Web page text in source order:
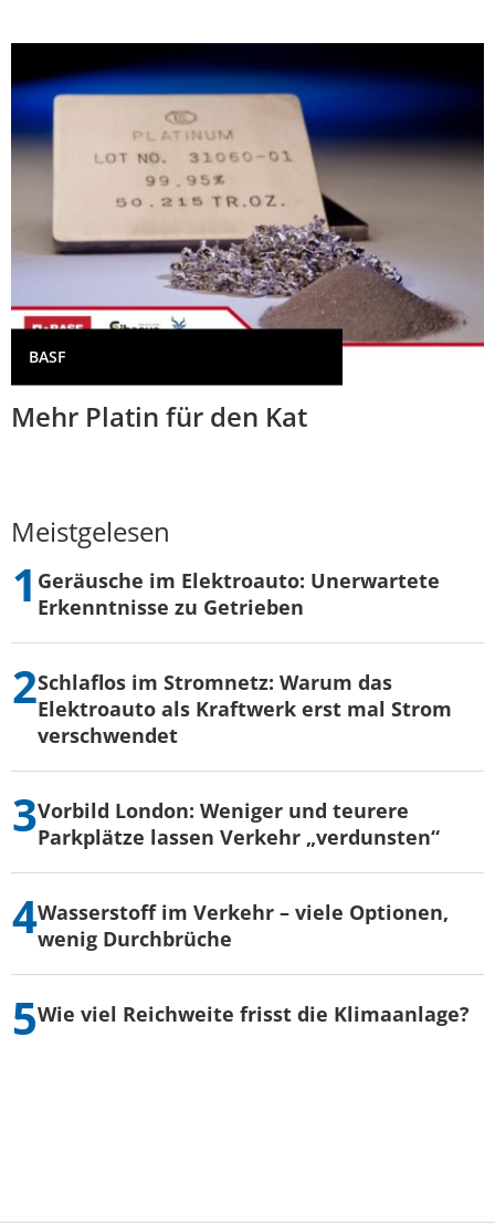
BASF
Mehr Platin für den Kat
Meistgelesen
Geräusche im Elektroauto: Unerwartete
Erkenntnisse zu Getrieben
Schlaflos im Stromnetz: Warum das
Elektroauto als Kraftwerk erst mal Strom
verschwendet
Vorbild London: Weniger und teurere
Parkplätze lassen Verkehr „verdunsten“
Wasserstoff im Verkehr – viele Optionen,
wenig Durchbrüche
Wie viel Reichweite frisst die Klimaanlage?